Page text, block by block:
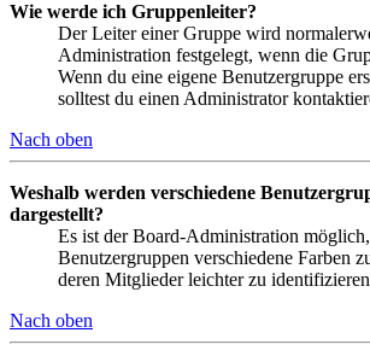
Wie werde ich Gruppenleiter?
Der Leiter einer Gruppe wird
Administration festgelegt, wenn die
Wenn du eine eigene Benutzergruppe
solltest du einen Administrator
Nach oben
Weshalb werden verschiedene
dargestellt?
Es ist der Board-Administration
Benutzergruppen verschiedene Farben
deren Mitglieder leichter zu
Nach oben